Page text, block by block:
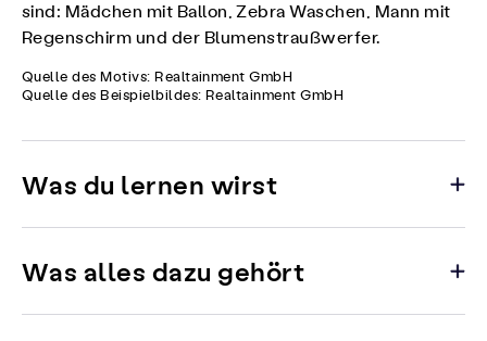
sind: Mädchen mit Ballon, Zebra Waschen, Mann mit
Regenschirm und der Blumenstraußwerfer.
Quelle des Motivs: Realtainment GmbH
Quelle des Beispielbildes: Realtainment GmbH
Was du lernen wirst
Was alles dazu gehört